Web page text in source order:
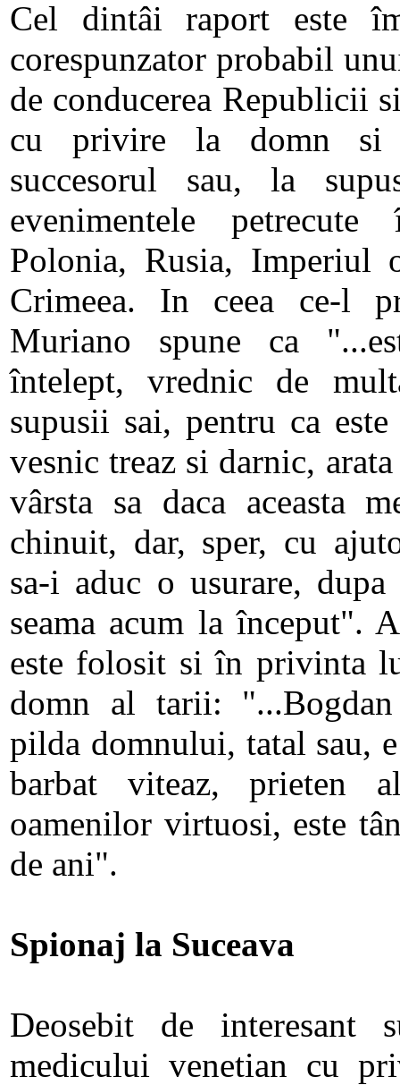
Cel dintâi raport este
corespunzator probabil
de conducerea Republicii
cu privire la domn si
succesorul sau, la
evenimentele
Polonia, Rusia, Imperiul
Crimeea. In ceea ce-l
Muriano spune ca
întelept, vrednic de
supusii sai, pentru ca
vesnic treaz si darnic,
vârsta sa daca aceasta
chinuit, dar, sper, cu
sa-i aduc o usurare,
seama acum la început".
este folosit si în privinta
domn al tarii:
pilda domnului, tatal sau,
barbat viteaz,
oamenilor virtuosi, este
de ani".
Spionaj la Suceava
Deosebit de interesant
medicului venetian cu